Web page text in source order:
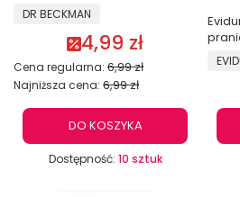
PRODUCENT
DR BECKMAN
Cena promocyjna
4,99 zł
Cena regularna: 6,99 zł
Najniższa cena: 6,99 zł
DO KOSZYKA
Dostępność: 10 sztuk